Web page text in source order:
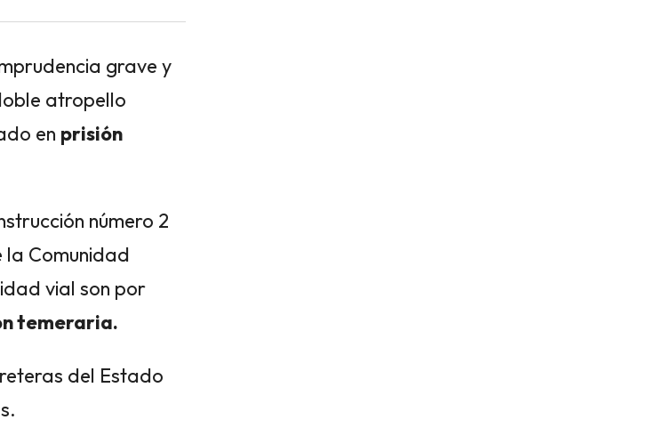
grave y
atropello
en prisión
número 2
la Comunidad
vial son por
temeraria.
del Estado